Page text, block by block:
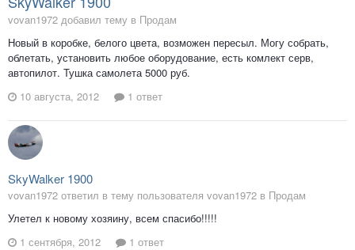
vovan1972 добавил тему в Продам
Новый в коробке, белого цвета, возможен пересыл. Могу собрать,
облетать, установить любое оборудование, есть комлект серв,
автопилот. Тушка самолета 5000 руб.
10 августа, 2012
1 ответ
SkyWalker 1900
vovan1972 ответил в тему пользователя vovan1972 в Продам
Улетел к новому хозяину, всем спасибо!!!!!
1 сентября, 2012
1 ответ